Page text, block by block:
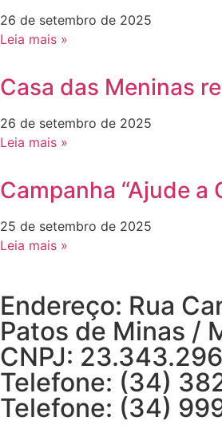
26 de setembro de 2025
Leia mais »
Casa das Meninas
26 de setembro de 2025
Leia mais »
Campanha “Ajude
25 de setembro de 2025
Leia mais »
Endereço: Rua
Patos de Minas /
CNPJ:
Telefone: (34)
Telefone: (34)